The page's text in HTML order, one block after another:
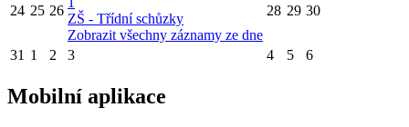
24 25 26
ZŠ - Třídní schůzky
Zobrazit všechny záznamy ze dne
28 29 30
31 1 2 3 4 5 6
Mobilní aplikace